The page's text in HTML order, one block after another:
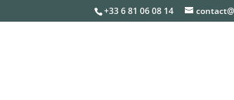
+33 6 81 06 08 14